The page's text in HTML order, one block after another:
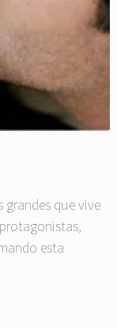
grandes que vive
esta